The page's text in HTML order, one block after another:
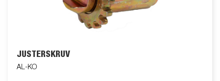
JUSTERSKRUV
AL-KO